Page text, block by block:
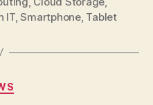
IT,Smartphone, Tablet